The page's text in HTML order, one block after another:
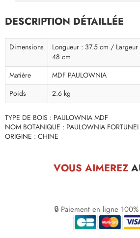
DESCRIPTION DÉTAILLÉE
Dimensions
Longueur : 37.5 cm /
48 cm
Matière
MDF PAULOWNIA
Poids
2.6 kg
TYPE DE BOIS : PAULOWNIA MDF
NOM BOTANIQUE : PAULOWNIA FORTUNEI
ORIGINE : CHINE
VOUS AIMEREZ
🔒 Paiement en ligne